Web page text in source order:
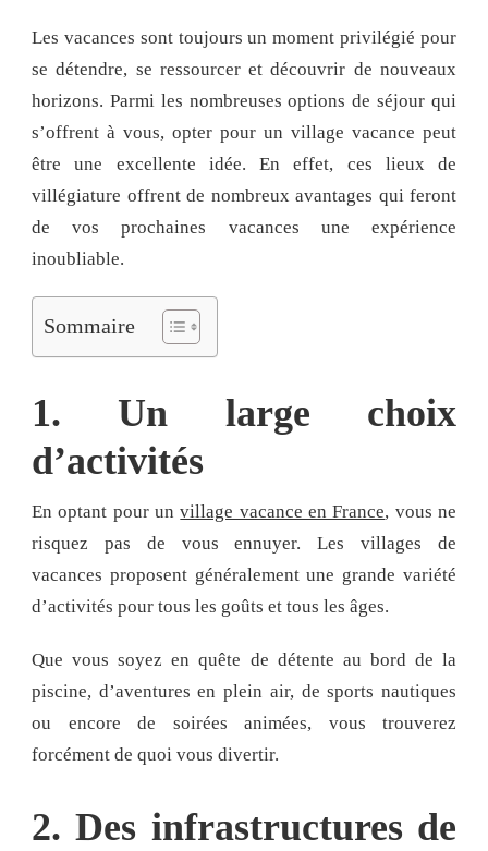
Les vacances sont toujours un moment privilégié pour
se détendre, se ressourcer et découvrir de nouveaux
horizons. Parmi les nombreuses options de séjour qui
s’offrent à vous, opter pour un village vacance peut
être une excellente idée. En effet, ces lieux de
villégiature offrent de nombreux avantages qui feront
de vos prochaines vacances une expérience
inoubliable.
Sommaire
1. Un large choix
d’activités
En optant pour unvillage vacance en France, vous ne
risquez pas de vous ennuyer. Les villages de
vacances proposent généralement une grande variété
d’activités pour tous les goûts et tous les âges.
Que vous soyez en quête de détente au bord de la
piscine, d’aventures en plein air, de sports nautiques
ou encore de soirées animées, vous trouverez
forcément de quoi vous divertir.
2. Des infrastructures de